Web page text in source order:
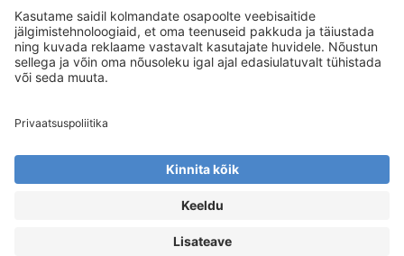
Sepapaja 12/1, 5 korrus, Postikood: 11415
Ädala 1, 4 korrus, kabinet 421, Postikood: 10614
Registrikood: 16836752
Tegevusluba: L07256, L07316, L07506